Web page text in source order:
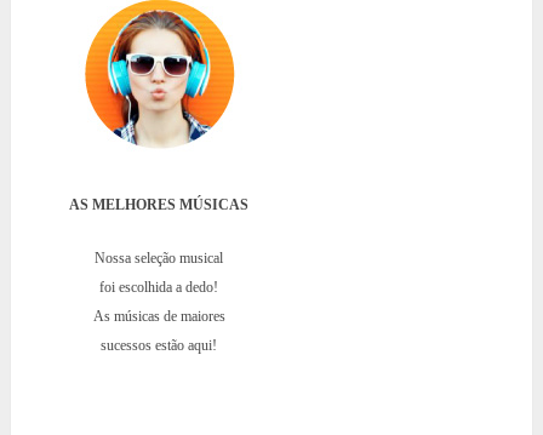
AS MELHORES MÚSICAS
Nossa seleção musical
foi escolhida a dedo!
As músicas de maiores
sucessos estão aqui!